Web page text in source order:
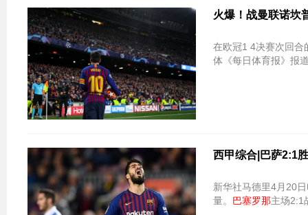
火爆！战曼联诺坎
在欧冠1 4决赛次回合
体《每日体育报》报
西甲综合|巴萨2:1
新华社马德里4月20
量。 巴塞罗那主场2:1